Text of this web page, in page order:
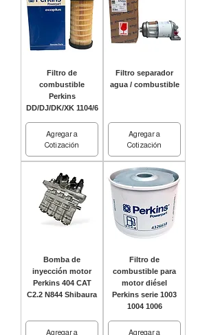
Filtro de
combustible
Perkins
DD/DJ/DK/XK 1104/6
Agregar a
Cotización
Filtro separador
agua / combustible
Agregar a
Cotización
Bomba de
inyección motor
Perkins 404 CAT
C2.2 N844 Shibaura
Agregar a
Filtro de
combustible para
motor diésel
Perkins serie 1003
1004 1006
Agregar a